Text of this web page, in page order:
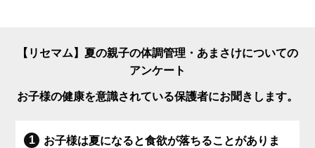
【リセマム】夏の親子の体調管理・あまさけについての
アンケート
お子様の健康を意識されている保護者にお聞きします。
お子様は夏になると食欲が落ちることがありま